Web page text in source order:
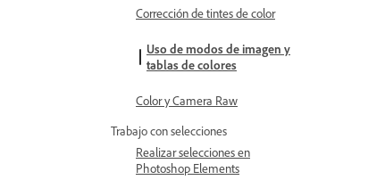
Corrección de tintes de color
Uso de modos de imagen y
tablas de colores
Color y Camera Raw
Trabajo con selecciones
Realizar selecciones en
Photoshop Elements